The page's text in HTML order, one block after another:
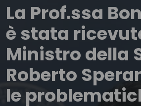
La Prof.ssa
è stata
Ministro della
Roberto
le